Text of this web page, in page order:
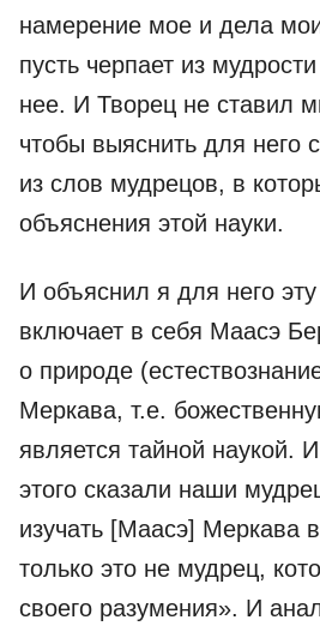
намерение мое и дела
пусть черпает из
нее. И Творец не ставил
чтобы выяснить для него
из слов мудрецов, в
объяснения этой науки.
И объяснил я для него эту
включает в себя Маасэ
о природе
Меркава, т.е.
является тайной наукой.
этого сказали наши
изучать [Маасэ] Меркава
только это не мудрец,
своего разумения». И